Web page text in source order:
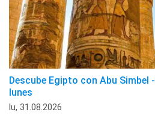
Descube Egipto con Abu Simbel
lunes
lu, 31.08.2026